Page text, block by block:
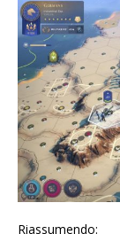
Riassumendo: